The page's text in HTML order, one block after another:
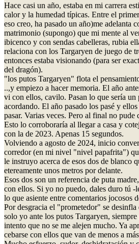
Hace casi un año, estaba en mi carrera
calor y la humedad típicas. Entre el
eso creo, ha pasado un año)me adelanta
matrimonio (supongo) que mi mente al
ibicenco y con sendas cabelleras, rubia
relaciona con los Targaryen de juego de
entonces estaba visionando (para ser
del dragón).
"los putos Targaryen" flota el
..,y empiezo a hacer memoria. El año
vi con ellos, cavilo. Pasan lo que sería
acordando. El año pasado los pasé y
pasar. Varias veces. Pero al final no pude
Esto lo corroboraría al llegar a casa y
con la de 2023. Apenas 15 segundos.
Volviendo a agosto de 2024, inicio
corredor (en mi nivel "nivel papafrita")
le instruyo acerca de esos dos de blanco
etereamente unos metros por delante.
Esos dos son un referencia de puta
con ellos. Si yo no puedo, dales duro tú -
lo que asiente entre comentarios jocosos
Por desgracia el "prometedor" se
solo yo ante los putos Targaryen,
intento que no se me alejen mucho. Ya
cebarse con ellos que van de menos a